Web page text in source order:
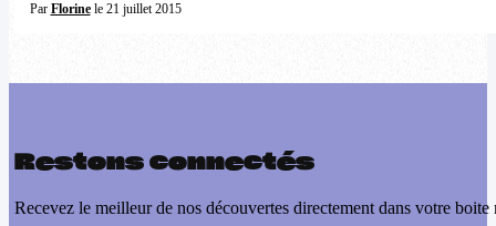
Par Florinele 21 juillet 2015
Restons connectés
Recevez le meilleur de nos découvertes directement dans votre boite